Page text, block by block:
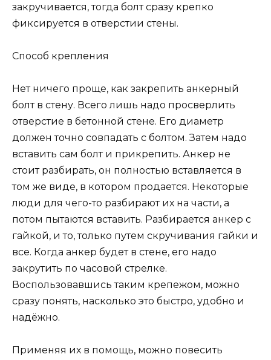
закручивается, тогда болт сразу крепко
фиксируется в отверстии стены.
Способ крепления
Нет ничего проще, как закрепить анкерный
болт в стену. Всего лишь надо просверлить
отверстие в бетонной стене. Его диаметр
должен точно совпадать с болтом. Затем надо
вставить сам болт и прикрепить. Анкер не
стоит разбирать, он полностью вставляется в
том же виде, в котором продается. Некоторые
люди для чего-то разбирают их на части, а
потом пытаются вставить. Разбирается анкер с
гайкой, и то, только путем скручивания гайки и
все. Когда анкер будет в стене, его надо
закрутить по часовой стрелке.
Воспользовавшись таким крепежом, можно
сразу понять, насколько это быстро, удобно и
надёжно.
Применяя их в помощь, можно повесить